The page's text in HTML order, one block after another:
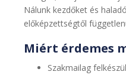
Nálunk kezdőket és
előképzettségtől
Miért érdemes
Szakmailag